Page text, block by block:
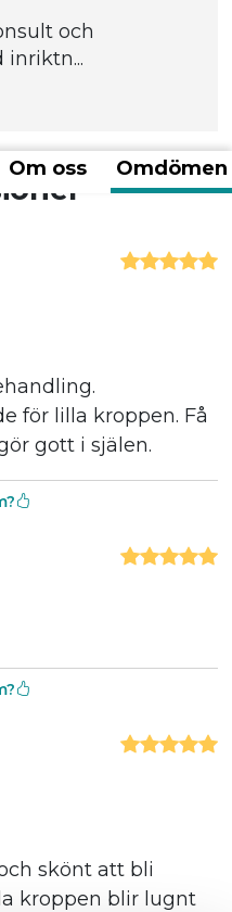
och
inriktn...
Om oss Omdömen
för lilla kroppen. Få
gott i själen.
skönt att bli
kroppen blir lugnt